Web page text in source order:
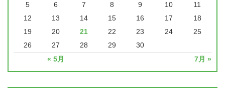
« 5月 7月 »
5
6 7 8 9 10
11
12
13 14 15 16 17
18
19
20 21 22 23 24
25
26
27 28 29 30